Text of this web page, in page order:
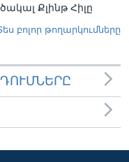
Քլինթ Հիլը
բոլոր թողարկումները